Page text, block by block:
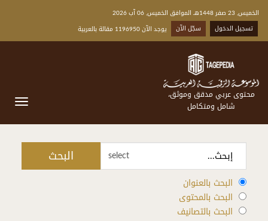
الخميس, 23 صفر 1448هـ الموافق الخميس, 06 آب 2026
تسجيل الدخول
سجّل الآن يوجد الآن 1196950 مقالة بالعربية
محتوى عربي مدقق وموثق،
شامل ومتكامل
select البحث
البحث بالعنوان
البحث بالمحتوى
البحث بالتصانيف